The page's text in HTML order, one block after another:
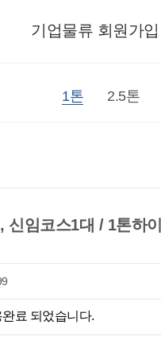
기업물류 회원가입
1톤 2.5톤
신임코스1대 / 1톤하
완료 되었습니다.